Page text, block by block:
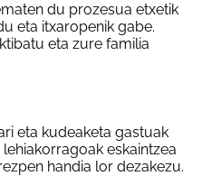
du prozesua etxetik
eta itxaropenik gabe.
eta zure familia
eta kudeaketa gastuak
eskaintzea
handia lor dezakezu.